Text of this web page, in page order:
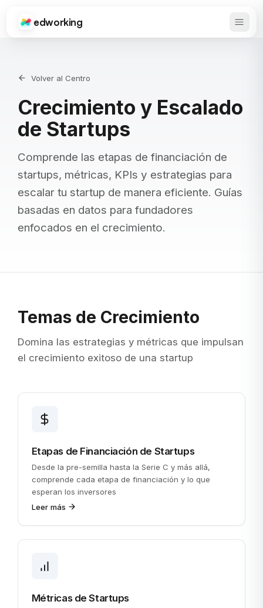
Edworking
edworking Abrir
Volver al Centro
Crecimiento y Escalado
de Startups
Comprende las etapas de financiación de
startups, métricas, KPIs y estrategias para
escalar tu startup de manera eficiente. Guías
basadas en datos para fundadores
enfocados en el crecimiento.
Temas de Crecimiento
Domina las estrategias y métricas que impulsan
el crecimiento exitoso de una startup
Etapas de Financiación de Startups
Desde la pre-semilla hasta la Serie C y más allá,
comprende cada etapa de financiación y lo que
esperan los inversores
Leer más
Métricas de Startups